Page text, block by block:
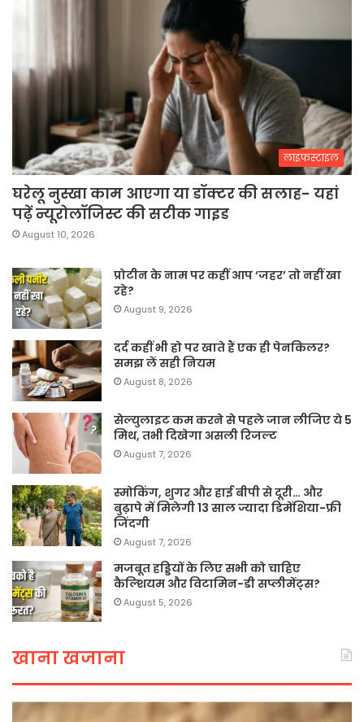
लाइफस्टाइल
घरेलू नुस्खा काम आएगा या डॉक्टर की सलाह- यहां
पढ़ें न्यूरोलॉजिस्ट की सटीक गाइड
August 10, 2026
प्रोटीन के नाम पर कहीं आप ‘जहर’ तो नहीं खा
रहे?
August 9, 2026
दर्द कहीं भी हो पर खाते हैं एक ही पेनकिलर?
समझ लें सही नियम
August 8, 2026
सेल्युलाइट कम करने से पहले जान लीजिए ये 5
मिथ, तभी दिखेगा असली रिजल्ट
August 7, 2026
स्मोकिंग, शुगर और हाई बीपी से दूरी… और
बुढ़ापे में मिलेगी 13 साल ज्यादा डिमेंशिया-फ्री
जिंदगी
August 7, 2026
मजबूत हड्डियों के लिए सभी को चाहिए
कैल्शियम और विटामिन-डी सप्लीमेंट्स?
August 5, 2026
खाना खजाना